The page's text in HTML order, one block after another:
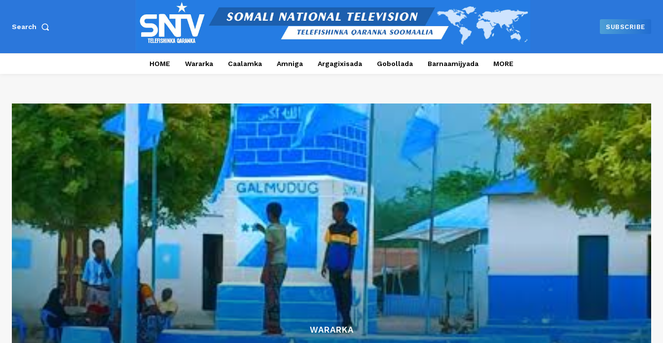
Search SUBSCRIBE
HOME Wararka Caalamka Amniga Argagixisada Gobollada Barnaamijyada MORE
WARARKA